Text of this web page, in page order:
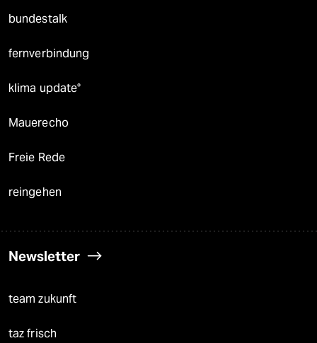
bundestalk
fernverbindung
klima update°
Mauerecho
Freie Rede
reingehen
Newsletter
team zukunft
taz frisch